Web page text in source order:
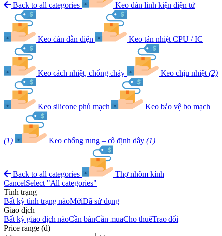
Back to all categories Keo dán linh kiện điện tử
Keo dán dẫn điện Keo tản nhiệt CPU / IC
Keo cách nhiệt, chống cháy Keo chịu nhiệt (2)
Keo silicone phủ mạch Keo bảo vệ bo mạch
(1) Keo chống rung – cố định dây (1)
Back to all categories
Thợ nhôm kính
CancelSelect "All categories"
Tình trạng
Bất kỳ tình trạng nàoMớiĐã sử dụng
Giao dịch
Bất kỳ giao dịch nàoCần bánCần muaCho thuêTrao đổi
Price range (đ)